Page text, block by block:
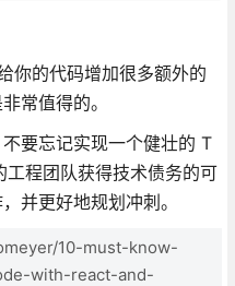
你的代码增加很多额外的
常值得的。
要忘记实现一个健壮的 T
程团队获得技术债务的可
并更好地规划冲刺。
10-must-know-
with-react-and-